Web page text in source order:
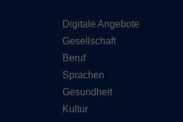
Digitale Angebote
Gesellschaft
Beruf
Sprachen
Gesundheit
Kultur